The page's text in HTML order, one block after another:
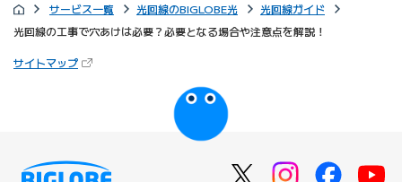
サービス一覧 光回線のBIGLOBE光
光回線ガイド
光回線の工事で穴あけは必要？必要となる場合や注意点を解説！
サイトマップ（新しいタブで開きます）
びっぷるのページ